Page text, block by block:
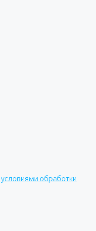
условиями обработки